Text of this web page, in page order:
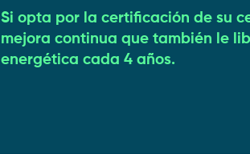
Si opta por la certificación de su
mejora continua que también le
energética cada 4 años.